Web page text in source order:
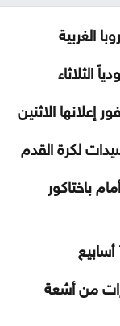
الغربية
الثلاثاء
لكرة القدم
باختاكور
من أشعة